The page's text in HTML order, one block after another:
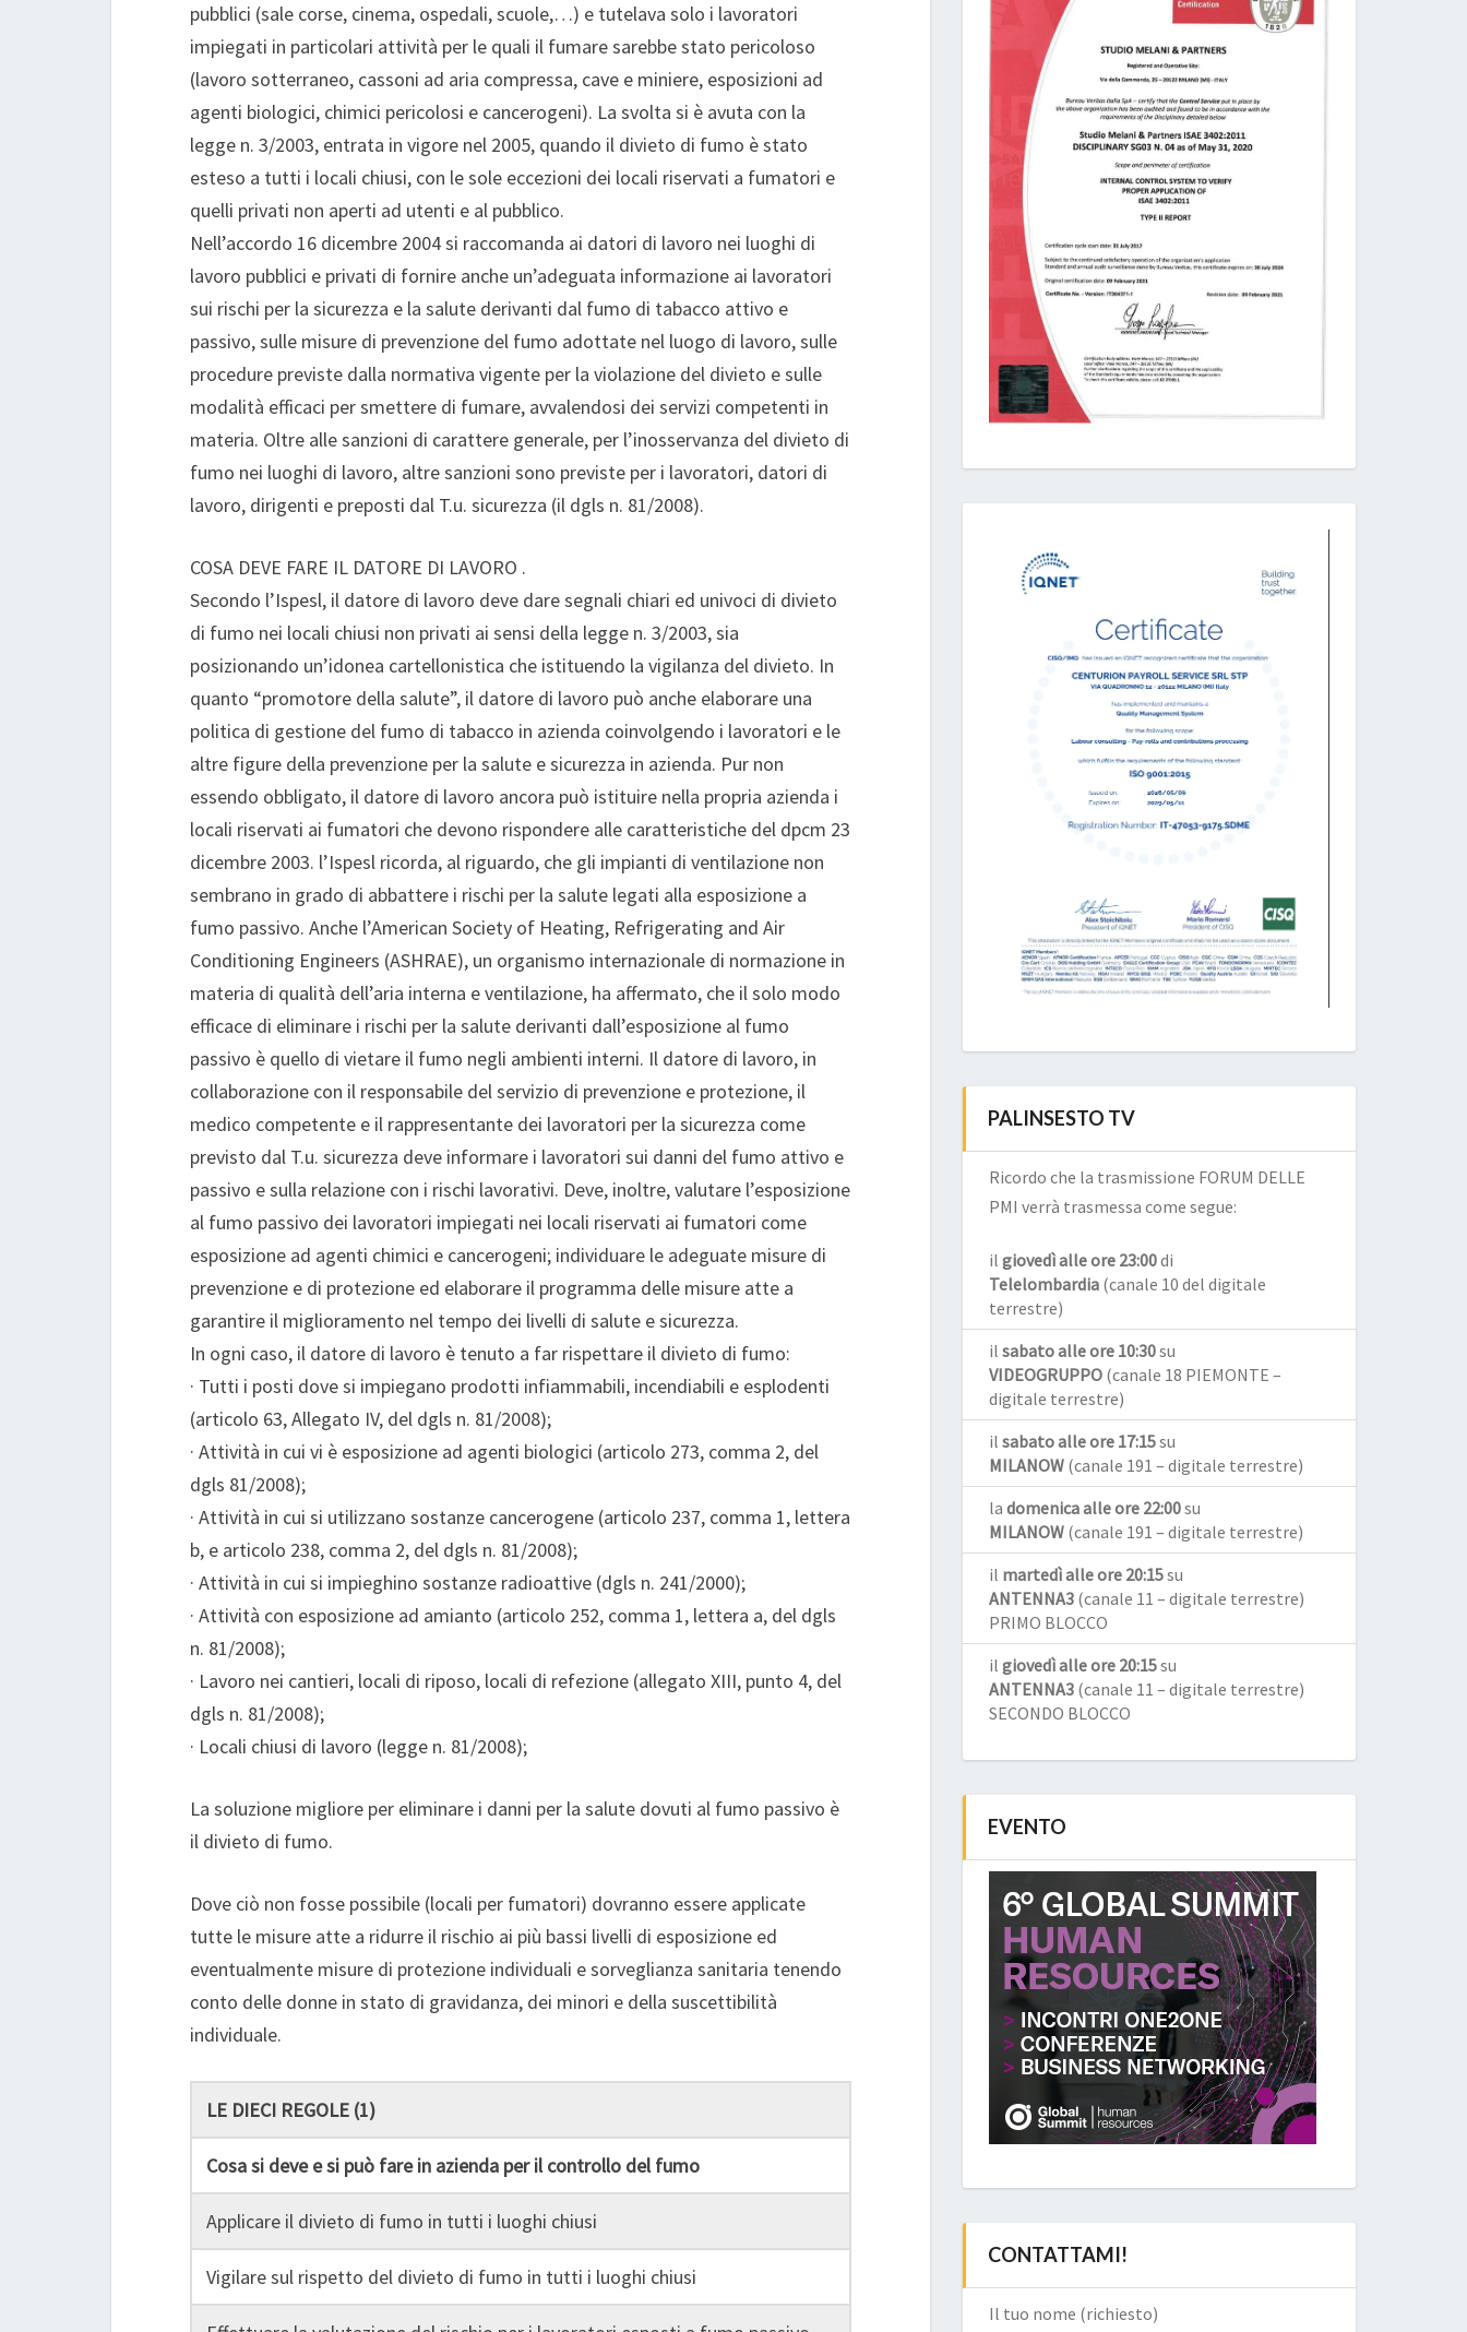
pubblici (sale corse, cinema, ospedali, scuole,…) e tutelava solo i lavoratori
impiegati in particolari attività per le quali il fumare sarebbe stato pericoloso
(lavoro sotterraneo, cassoni ad aria compressa, cave e miniere, esposizioni ad
agenti biologici, chimici pericolosi e cancerogeni). La svolta si è avuta con la
legge n. 3/2003, entrata in vigore nel 2005, quando il divieto di fumo è stato
esteso a tutti i locali chiusi, con le sole eccezioni dei locali riservati a fumatori e
quelli privati non aperti ad utenti e al pubblico.
Nell’accordo 16 dicembre 2004 si raccomanda ai datori di lavoro nei luoghi di
lavoro pubblici e privati di fornire anche un’adeguata informazione ai lavoratori
sui rischi per la sicurezza e la salute derivanti dal fumo di tabacco attivo e
passivo, sulle misure di prevenzione del fumo adottate nel luogo di lavoro, sulle
procedure previste dalla normativa vigente per la violazione del divieto e sulle
modalità efficaci per smettere di fumare, avvalendosi dei servizi competenti in
materia. Oltre alle sanzioni di carattere generale, per l’inosservanza del divieto di
fumo nei luoghi di lavoro, altre sanzioni sono previste per i lavoratori, datori di
lavoro, dirigenti e preposti dal T.u. sicurezza (il dgls n. 81/2008).
COSA DEVE FARE IL DATORE DI LAVORO .
Secondo l’Ispesl, il datore di lavoro deve dare segnali chiari ed univoci di divieto
di fumo nei locali chiusi non privati ai sensi della legge n. 3/2003, sia
posizionando un’idonea cartellonistica che istituendo la vigilanza del divieto. In
quanto “promotore della salute”, il datore di lavoro può anche elaborare una
politica di gestione del fumo di tabacco in azienda coinvolgendo i lavoratori e le
altre figure della prevenzione per la salute e sicurezza in azienda. Pur non
essendo obbligato, il datore di lavoro ancora può istituire nella propria azienda i
locali riservati ai fumatori che devono rispondere alle caratteristiche del dpcm 23
dicembre 2003. l’Ispesl ricorda, al riguardo, che gli impianti di ventilazione non
sembrano in grado di abbattere i rischi per la salute legati alla esposizione a
fumo passivo. Anche l’American Society of Heating, Refrigerating and Air
Conditioning Engineers (ASHRAE), un organismo internazionale di normazione in
materia di qualità dell’aria interna e ventilazione, ha affermato, che il solo modo
efficace di eliminare i rischi per la salute derivanti dall’esposizione al fumo
passivo è quello di vietare il fumo negli ambienti interni. Il datore di lavoro, in
collaborazione con il responsabile del servizio di prevenzione e protezione, il
medico competente e il rappresentante dei lavoratori per la sicurezza come
previsto dal T.u. sicurezza deve informare i lavoratori sui danni del fumo attivo e
passivo e sulla relazione con i rischi lavorativi. Deve, inoltre, valutare l’esposizione
al fumo passivo dei lavoratori impiegati nei locali riservati ai fumatori come
esposizione ad agenti chimici e cancerogeni; individuare le adeguate misure di
prevenzione e di protezione ed elaborare il programma delle misure atte a
garantire il miglioramento nel tempo dei livelli di salute e sicurezza.
In ogni caso, il datore di lavoro è tenuto a far rispettare il divieto di fumo:
· Tutti i posti dove si impiegano prodotti infiammabili, incendiabili e esplodenti
(articolo 63, Allegato IV, del dgls n. 81/2008);
· Attività in cui vi è esposizione ad agenti biologici (articolo 273, comma 2, del
dgls 81/2008);
· Attività in cui si utilizzano sostanze cancerogene (articolo 237, comma 1, lettera
b, e articolo 238, comma 2, del dgls n. 81/2008);
· Attività in cui si impieghino sostanze radioattive (dgls n. 241/2000);
· Attività con esposizione ad amianto (articolo 252, comma 1, lettera a, del dgls
n. 81/2008);
· Lavoro nei cantieri, locali di riposo, locali di refezione (allegato XIII, punto 4, del
dgls n. 81/2008);
· Locali chiusi di lavoro (legge n. 81/2008);
La soluzione migliore per eliminare i danni per la salute dovuti al fumo passivo è
il divieto di fumo.
Dove ciò non fosse possibile (locali per fumatori) dovranno essere applicate
tutte le misure atte a ridurre il rischio ai più bassi livelli di esposizione ed
eventualmente misure di protezione individuali e sorveglianza sanitaria tenendo
conto delle donne in stato di gravidanza, dei minori e della suscettibilità
individuale.
LE DIECI REGOLE (1)
Cosa si deve e si può fare in azienda per il controllo del fumo
Applicare il divieto di fumo in tutti i luoghi chiusi
Vigilare sul rispetto del divieto di fumo in tutti i luoghi chiusi
PALINSESTO TV
Ricordo che la trasmissione FORUM DELLE
PMI verrà trasmessa come segue:
il giovedì alle ore 23:00di
Telelombardia (canale 10 del digitale
terrestre)
il sabato alle ore 10:30su
VIDEOGRUPPO (canale 18 PIEMONTE –
digitale terrestre)
il sabato alle ore 17:15su
MILANOW (canale 191 – digitale terrestre)
la domenica alle ore 22:00su
MILANOW (canale 191 – digitale terrestre)
il martedì alle ore 20:15su
ANTENNA3 (canale 11 – digitale terrestre)
PRIMO BLOCCO
il giovedì alle ore 20:15su
ANTENNA3 (canale 11 – digitale terrestre)
SECONDO BLOCCO
EVENTO
CONTATTAMI!
Il tuo nome (richiesto)